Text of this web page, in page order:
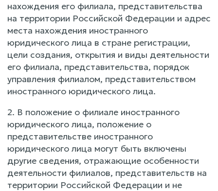
нахождения его филиала, представительства
на территории Российской Федерации и адрес
места нахождения иностранного
юридического лица в стране регистрации,
цели создания, открытия и виды деятельности
его филиала, представительства, порядок
управления филиалом, представительством
иностранного юридического лица.
2. В положение о филиале иностранного
юридического лица, положение о
представительстве иностранного
юридического лица могут быть включены
другие сведения, отражающие особенности
деятельности филиалов, представительств на
территории Российской Федерации и не